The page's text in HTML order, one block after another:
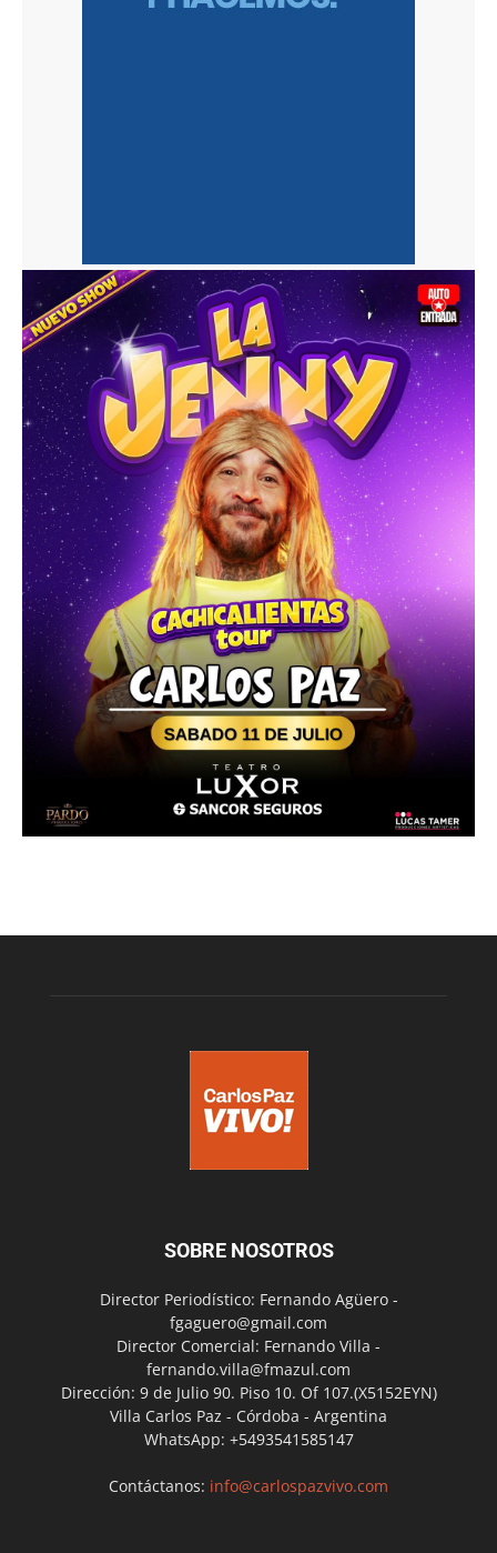
SOBRE NOSOTROS
Director Periodístico: Fernando Agüero -
fgaguero@gmail.com
Director Comercial: Fernando Villa -
fernando.villa@fmazul.com
Dirección: 9 de Julio 90. Piso 10. Of 107.(X5152EYN)
Villa Carlos Paz - Córdoba - Argentina
WhatsApp: +5493541585147
Contáctanos: info@carlospazvivo.com